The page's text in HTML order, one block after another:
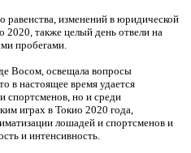
равенства, изменений в юридической
2020, также целый день отвели на
пробегами.
Восом, освещала вопросы
в настоящее время удается
спортсменов, но и среди
играх в Токио 2020 года,
лошадей и спортсменов и
и интенсивность.